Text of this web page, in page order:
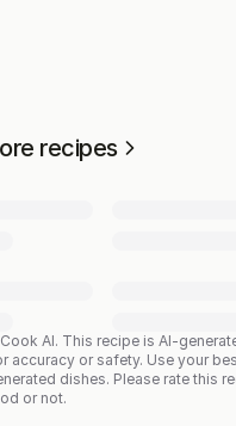
recipes
AI. This recipe is AI-
accuracy or safety. Use your
dishes. Please rate this
or not.